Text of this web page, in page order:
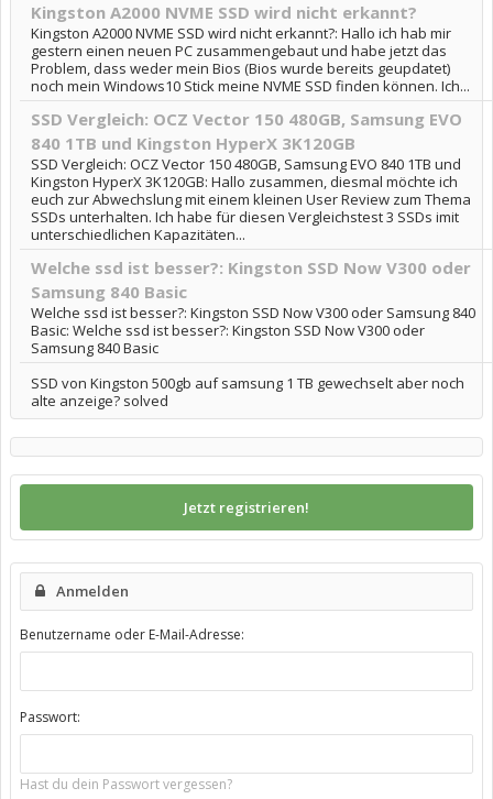
Kingston A2000 NVME SSD wird nicht erkannt?
Kingston A2000 NVME SSD wird nicht erkannt?: Hallo ich hab mir
gestern einen neuen PC zusammengebaut und habe jetzt das
Problem, dass weder mein Bios (Bios wurde bereits geupdatet)
noch mein Windows10 Stick meine NVME SSD finden können. Ich...
SSD Vergleich: OCZ Vector 150 480GB, Samsung EVO
840 1TB und Kingston HyperX 3K120GB
SSD Vergleich: OCZ Vector 150 480GB, Samsung EVO 840 1TB und
Kingston HyperX 3K120GB: Hallo zusammen, diesmal möchte ich
euch zur Abwechslung mit einem kleinen User Review zum Thema
SSDs unterhalten. Ich habe für diesen Vergleichstest 3 SSDs imit
unterschiedlichen Kapazitäten...
Welche ssd ist besser?: Kingston SSD Now V300 oder
Samsung 840 Basic
Welche ssd ist besser?: Kingston SSD Now V300 oder Samsung 840
Basic: Welche ssd ist besser?: Kingston SSD Now V300 oder
Samsung 840 Basic
SSD von Kingston 500gb auf samsung 1 TB gewechselt aber noch
alte anzeige? solved
Jetzt registrieren!
Anmelden
Benutzername oder E-Mail-Adresse:
Passwort:
Hast du dein Passwort vergessen?